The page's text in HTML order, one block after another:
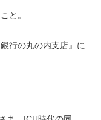
と。
行の丸の内支店』に